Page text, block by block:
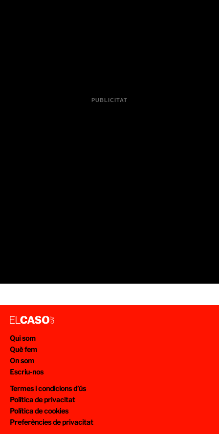
Qui som
Què fem
On som
Escriu-nos
Termes i condicions d’ús
Política de privacitat
Política de cookies
Preferències de privacitat